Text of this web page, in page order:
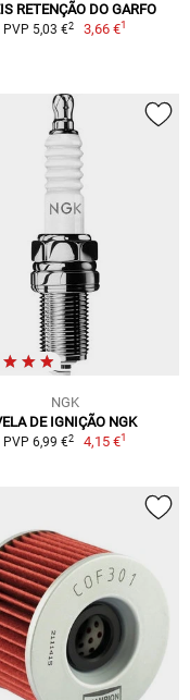
RETENÇÃO DO GARFO
PVP 5,03 €2 3,66 €1
NGK
DE IGNIÇÃO NGK
PVP 6,99 €2 4,15 €1